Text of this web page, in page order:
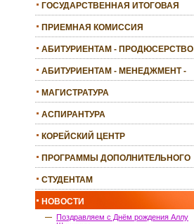
ГОСУДАРСТВЕННАЯ ИТОГОВАЯ
ПРИЕМНАЯ КОМИССИЯ
АБИТУРИЕНТАМ - ПРОДЮСЕРСТВО
АБИТУРИЕНТАМ - МЕНЕДЖМЕНТ -
МАГИСТРАТУРА
АСПИРАНТУРА
КОРЕЙСКИЙ ЦЕНТР
ПРОГРАММЫ ДОПОЛНИТЕЛЬНОГО
СТУДЕНТАМ
НОВОСТИ
Поздравляем с Днём рождения Аллу